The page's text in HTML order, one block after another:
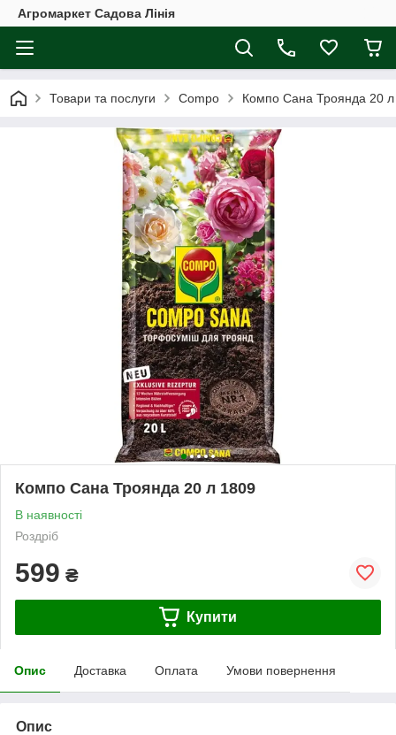
Агромаркет Садова Лінія
Товари та послуги Compo Компо Сана Троянда 20
Компо Сана Троянда 20 л 1809
В наявності
Роздріб
599 ₴
Купити
Опис Доставка Оплата Умови повернення
Опис